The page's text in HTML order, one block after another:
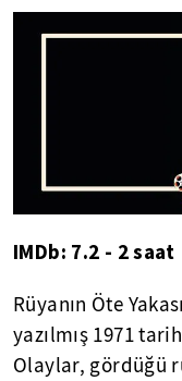
IMDb: 7.2 - 2 saat
Rüyanın Öte
yazılmış 1971
Olaylar, gördüğü